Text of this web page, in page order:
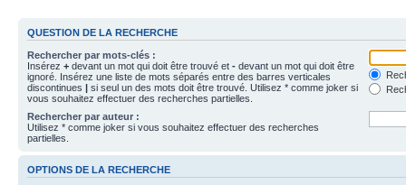
QUESTION DE LA RECHERCHE
Rechercher par mots-clés :
Insérez + devant un mot qui doit être trouvé et - devant un mot qui doit être
ignoré. Insérez une liste de mots séparés entre des barres verticales
discontinues | si seul un des mots doit être trouvé. Utilisez * comme joker si
vous souhaitez effectuer des recherches partielles.
Rechercher par auteur :
Utilisez * comme joker si vous souhaitez effectuer des recherches
partielles.
OPTIONS DE LA RECHERCHE